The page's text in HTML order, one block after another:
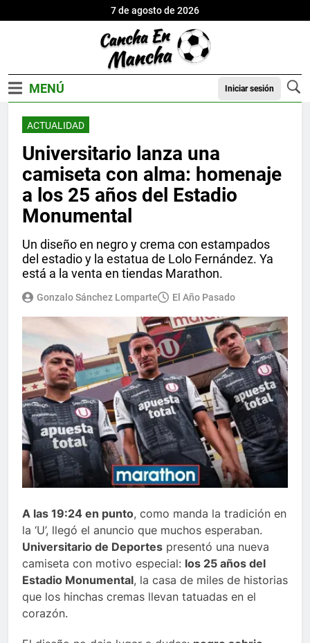
7 de agosto de 2026
Iniciar sesión
ACTUALIDAD
Universitario lanza una
camiseta con alma: homenaje
a los 25 años del Estadio
Monumental
Un diseño en negro y crema con estampados
del estadio y la estatua de Lolo Fernández. Ya
está a la venta en tiendas Marathon.
Gonzalo Sánchez Lomparte El Año Pasado
A las 19:24 en punto, como manda la tradición en
la ‘U’, llegó el anuncio que muchos esperaban.
Universitario de Deportes presentó una nueva
camiseta con motivo especial: los 25 años del
Estadio Monumental, la casa de miles de historias
que los hinchas cremas llevan tatuadas en el
corazón.